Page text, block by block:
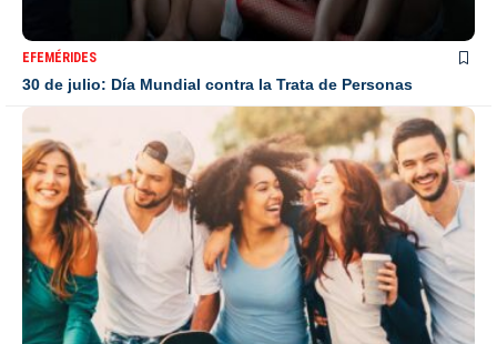
EFEMÉRIDES
30 de julio: Día Mundial contra la Trata de Personas